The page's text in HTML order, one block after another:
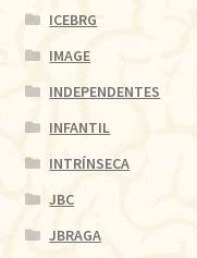
ICEBRG
IMAGE
INDEPENDENTES
INFANTIL
INTRÍNSECA
JBC
JBRAGA